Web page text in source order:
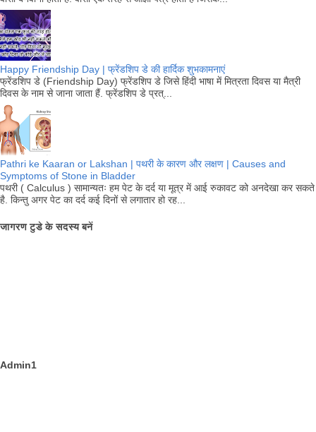
Happy Friendship Day | फ्रेंडशिप डे की हार्दिक शुभकामनाएं
फ्रेंडशिप डे (Friendship Day) फ्रेंडशिप डे जिसे हिंदी भाषा में मित्रता दिवस या मैत्री
दिवस के नाम से जाना जाता हैं. फ्रेंडशिप डे प्रत्...
Pathri ke Kaaran or Lakshan | पथरी के कारण और लक्षण | Causes and
Symptoms of Stone in Bladder
पथरी ( Calculus ) सामान्यतः हम पेट के दर्द या मूत्र में आई रुकावट को अनदेखा कर सकते
है. किन्तु अगर पेट का दर्द कई दिनों से लगातार हो रह...
जागरण टुडे के सदस्य बनें
Admin1